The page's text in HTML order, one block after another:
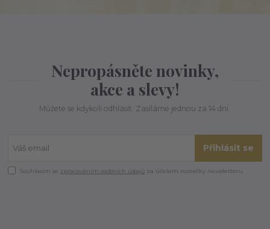
Nepropásněte novinky,
akce a slevy!
Můžete se kdykoli odhlásit. Zasíláme jednou za 14 dní.
Přihlásit se
Souhlasím se zpracováním osobních údajů za účelem rozesílky newsletteru.